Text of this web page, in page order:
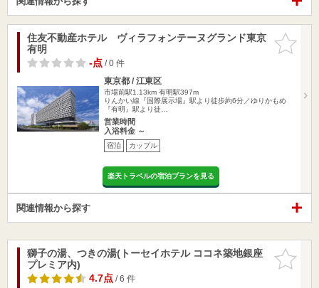
お気に入
りに追加
住友不動産ホテル ヴィラフォンテーヌグランド東京
有明
-点/ 0 件
東京都 / 江東区
市場前駅1.13km 有明駅397m
りんかい線『国際展示場』駅より徒歩約6分／ゆりかもめ
『有明』駅より徒…
営業時間
入浴料金 ～
宿泊 カップル
楽天トラベルの宿泊プランを見る
関連情報から探す
お気に入
りに追加
獅子の湯、つきの湯(トーセイホテル ココネ築地銀座
プレミア内)
4.7点/ 6 件